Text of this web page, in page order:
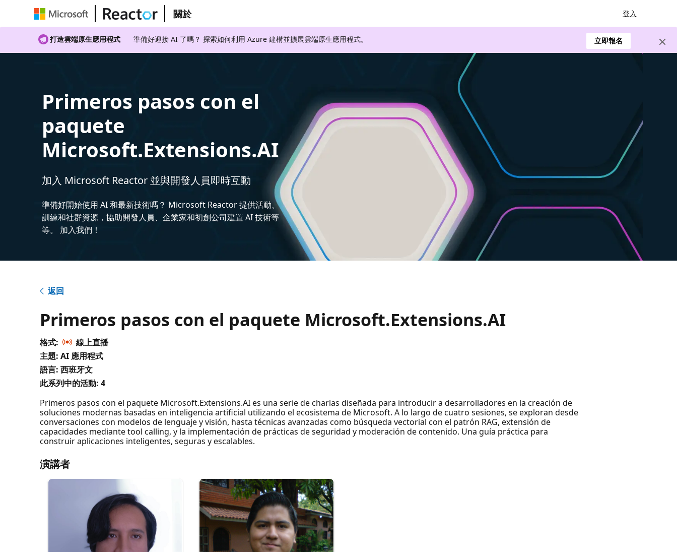
關於 登入
打造雲端原生應用程式 準備好迎接 AI 了嗎？ 探索如何利用 Azure 建構並擴展雲端原生應用程式。 立即報名
Primeros pasos con el
paquete
Microsoft.Extensions.AI
加入 Microsoft Reactor 並與開發人員即時互動
準備好開始使用 AI 和最新技術嗎？ Microsoft Reactor 提供活動、
訓練和社群資源，協助開發人員、企業家和初創公司建置 AI 技術等
等。 加入我們！
返回
Primeros pasos con el paquete Microsoft.Extensions.AI
格式:
線上直播
主題: AI 應用程式
語言: 西班牙文
此系列中的活動: 4
Primeros pasos con el paquete Microsoft.Extensions.AI es una serie de charlas diseñada para introducir a desarrolladores en la creación de
soluciones modernas basadas en inteligencia artificial utilizando el ecosistema de Microsoft. A lo largo de cuatro sesiones, se exploran desde
conversaciones con modelos de lenguaje y visión, hasta técnicas avanzadas como búsqueda vectorial con el patrón RAG, extensión de
capacidades mediante tool calling, y la implementación de prácticas de seguridad y moderación de contenido. Una guía práctica para
construir aplicaciones inteligentes, seguras y escalables.
演講者